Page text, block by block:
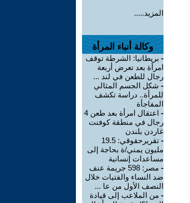
المزيد.....
وكالة أنباء المرأة
- بريطانيا: الشرطة توقف
امرأة بعد تعرض أربعة
رجال للطعن في لند ...
- شكل الجسم المثالي
للمرأة.. دراسة تكشف
المفاجأة
-
اعتقال امرأة بعد طعن 4
رجال في منطقة كوفنت
غاردن بلندن
-
تقريرحقوقي: 19.5
مليون يمني/ة بحاجة إلى
مساعدات إنسانية
-
مصر: 598 جريمة عنف
ضد النساء والفتيات خلال
النصف الأول من عا ...
- من الملاعب إلى قيادة